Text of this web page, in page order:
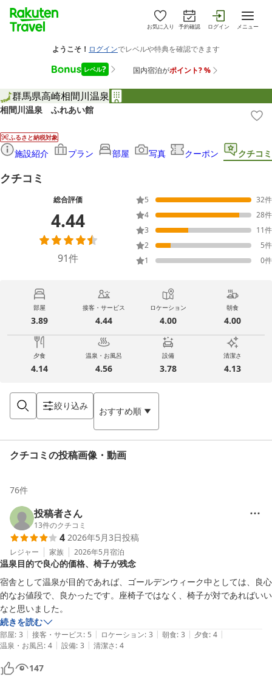
お気に入り 予約確認 ログイン メニュー
群馬県高崎相間川温泉
相間川温泉 ふれあい館
ふるさと納税対象
施設紹介 プラン 部屋 写真 クーポン クチコミ
クチコミ
総合評価
4.44
91件
5 32件
4
28件
3
11件
2
5件
1
0件
部屋
3.89
接客・サービス
4.44
ロケーション
4.00
朝食
4.00
夕食
4.14
温泉・お風呂
4.56
設備
3.78
清潔さ
4.13
絞り込み おすすめ順
クチコミの投稿画像・動画
76件
投稿者さん
13件のクチコミ
4 2026年5月3日投稿
レジャー 家族 2026年5月宿泊
温泉目的で良心的価格、椅子が残念
宿舎として温泉が目的であれば、ゴールデンウィーク中としては、良心
的なお値段で、良かったです。座椅子ではなく、椅子が対であればいい
なと思いました。
続きを読む
部屋: 3 | 接客・サービス: 5 | ロケーション: 3 | 朝食: 3 | 夕食: 4 |
温泉・お風呂: 4 | 設備: 3 | 清潔さ: 4
147